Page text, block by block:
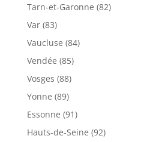
Tarn-et-Garonne (82)
Var (83)
Vaucluse (84)
Vendée (85)
Vosges (88)
Yonne (89)
Essonne (91)
Hauts-de-Seine (92)